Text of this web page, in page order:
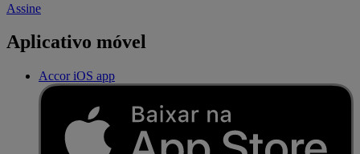
Assine
Aplicativo móvel
Accor iOS app